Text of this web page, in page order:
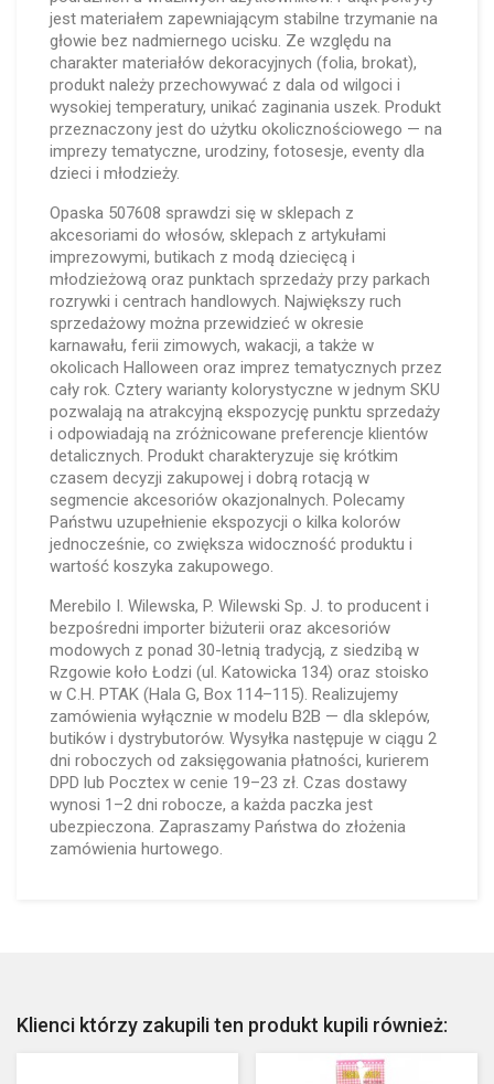
jest materiałem zapewniającym stabilne trzymanie na
głowie bez nadmiernego ucisku. Ze względu na
charakter materiałów dekoracyjnych (folia, brokat),
produkt należy przechowywać z dala od wilgoci i
wysokiej temperatury, unikać zaginania uszek. Produkt
przeznaczony jest do użytku okolicznościowego — na
imprezy tematyczne, urodziny, fotosesje, eventy dla
dzieci i młodzieży.
Opaska 507608 sprawdzi się w sklepach z
akcesoriami do włosów, sklepach z artykułami
imprezowymi, butikach z modą dziecięcą i
młodzieżową oraz punktach sprzedaży przy parkach
rozrywki i centrach handlowych. Największy ruch
sprzedażowy można przewidzieć w okresie
karnawału, ferii zimowych, wakacji, a także w
okolicach Halloween oraz imprez tematycznych przez
cały rok. Cztery warianty kolorystyczne w jednym SKU
pozwalają na atrakcyjną ekspozycję punktu sprzedaży
i odpowiadają na zróżnicowane preferencje klientów
detalicznych. Produkt charakteryzuje się krótkim
czasem decyzji zakupowej i dobrą rotacją w
segmencie akcesoriów okazjonalnych. Polecamy
Państwu uzupełnienie ekspozycji o kilka kolorów
jednocześnie, co zwiększa widoczność produktu i
wartość koszyka zakupowego.
Merebilo I. Wilewska, P. Wilewski Sp. J. to producent i
bezpośredni importer biżuterii oraz akcesoriów
modowych z ponad 30-letnią tradycją, z siedzibą w
Rzgowie koło Łodzi (ul. Katowicka 134) oraz stoisko
w C.H. PTAK (Hala G, Box 114–115). Realizujemy
zamówienia wyłącznie w modelu B2B — dla sklepów,
butików i dystrybutorów. Wysyłka następuje w ciągu 2
dni roboczych od zaksięgowania płatności, kurierem
DPD lub Pocztex w cenie 19–23 zł. Czas dostawy
wynosi 1–2 dni robocze, a każda paczka jest
ubezpieczona. Zapraszamy Państwa do złożenia
zamówienia hurtowego.
Klienci którzy zakupili ten produkt kupili również: